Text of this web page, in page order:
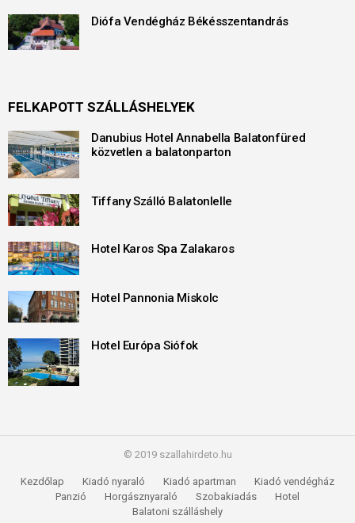
Diófa Vendégház Békésszentandrás
FELKAPOTT SZÁLLÁSHELYEK
Danubius Hotel Annabella Balatonfüred
közvetlen a balatonparton
Tiffany Szálló Balatonlelle
Hotel Karos Spa Zalakaros
Hotel Pannonia Miskolc
Hotel Európa Siófok
© 2019 szallahirdeto.hu
Kezdőlap Kiadó nyaraló Kiadó apartman
Kiadó vendégház
Panzió
Horgásznyaraló Szobakiadás
Hotel
Balatoni szálláshely